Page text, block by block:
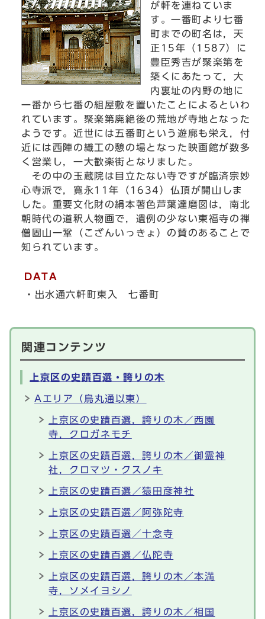
が軒を連ねていま
す。一番町より七番
町までの町名は，天
正15年（1587）に
豊臣秀吉が聚楽第を
築くにあたって，大
内裏址の内野の地に
一番から七番の組屋敷を置いたことによるといわ
れています。聚楽第廃絶後の荒地が寺地となった
ようです。近世には五番町という遊廓も栄え，付
近には西陣の織工の憩の場となった映画館が数多
く営業し，一大歓楽街となりました。
その中の玉蔵院は目立たない寺ですが臨済宗妙
心寺派で，寛永11年（1634）仏頂が開山しま
した。重要文化財の絹本著色芦葉達磨図は，南北
朝時代の道釈人物画で，遺例の少ない東福寺の禅
僧固山一鞏（こざんいっきょ）の賛のあることで
知られています。
DATA
・出水通六軒町東入 七番町
関連コンテンツ
上京区の史蹟百選・誇りの木
Aエリア（烏丸通以東）
上京区の史蹟百選，誇りの木／西園
寺，クロガネモチ
上京区の史蹟百選，誇りの木／御霊神
社，クロマツ・クスノキ
上京区の史蹟百選／猿田彦神社
上京区の史蹟百選／阿弥陀寺
上京区の史蹟百選／十念寺
上京区の史蹟百選／仏陀寺
上京区の史蹟百選，誇りの木／本満
寺，ソメイヨシノ
上京区の史蹟百選，誇りの木／相国